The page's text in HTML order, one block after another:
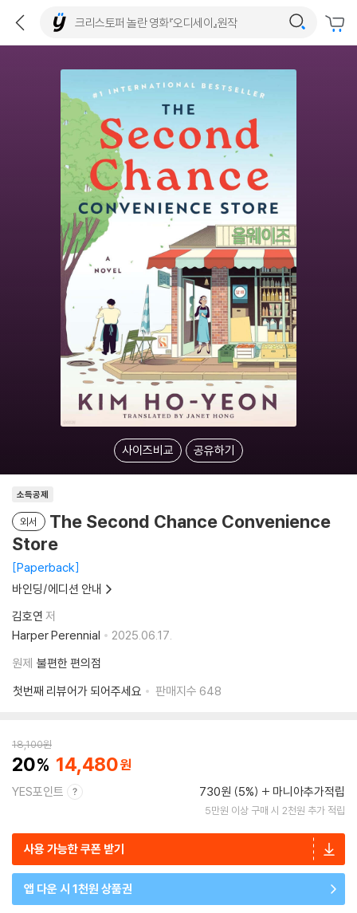
사이즈비교 공유하기
소득공제
외서
The Second Chance Convenience
Store
Paperback
바인딩/에디션 안내
김호연 저
Harper Perennial
2025.06.17.
원제 불편한 편의점
첫번째 리뷰어가 되어주세요
판매지수 648
18,100원
20 14,480
YES포인트 730원 (5%) 마니아추가적립
5만원 이상 구매 시 2천원 추가 적립
사용 가능한 쿠폰 받기
앱 다운 시 1천원 상품권